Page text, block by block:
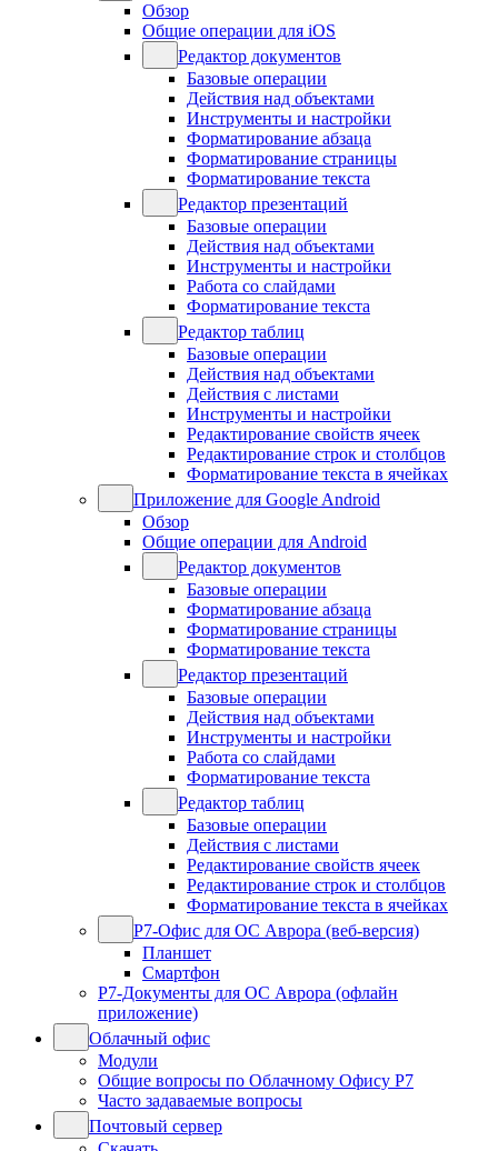
Обзор
Общие операции для iOS
Редактор документов
Базовые операции
Действия над объектами
Инструменты и настройки
Форматирование абзаца
Форматирование страницы
Форматирование текста
Редактор презентаций
Базовые операции
Действия над объектами
Инструменты и настройки
Работа со слайдами
Форматирование текста
Редактор таблиц
Базовые операции
Действия над объектами
Действия с листами
Инструменты и настройки
Редактирование свойств ячеек
Редактирование строк и столбцов
Форматирование текста в ячейках
Приложение для Google Android
Обзор
Общие операции для Android
Редактор документов
Базовые операции
Форматирование абзаца
Форматирование страницы
Форматирование текста
Редактор презентаций
Базовые операции
Действия над объектами
Инструменты и настройки
Работа со слайдами
Форматирование текста
Редактор таблиц
Базовые операции
Действия с листами
Редактирование свойств ячеек
Редактирование строк и столбцов
Форматирование текста в ячейках
Р7-Офис для ОС Аврора (веб-версия)
Планшет
Смартфон
Р7-Документы для ОС Аврора (офлайн
приложение)
Облачный офис
Модули
Общие вопросы по Облачному Офису Р7
Часто задаваемые вопросы
Почтовый сервер